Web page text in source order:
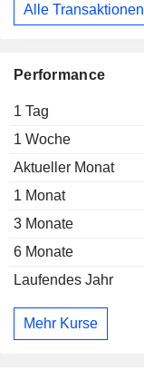
Performance
1 Tag
1 Woche
Aktueller Monat
1 Monat
3 Monate
6 Monate
Laufendes Jahr
Mehr Kurse
Alle Transaktionen